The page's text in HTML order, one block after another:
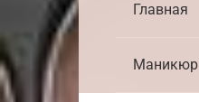
Главная
Маникюр